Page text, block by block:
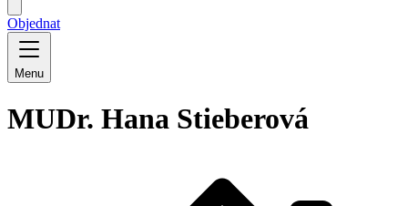
Objednat
Menu
MUDr. Hana Stieberová